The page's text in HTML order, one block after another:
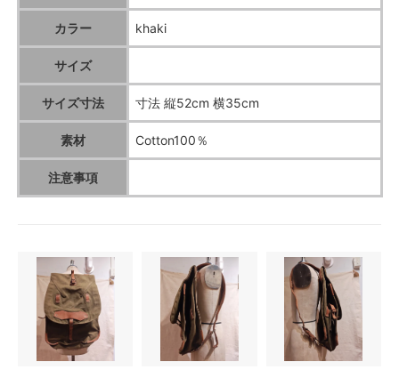
カラー khaki
サイズ
サイズ寸法 寸法 縦52cm 横35cm
素材 Cotton100％
注意事項